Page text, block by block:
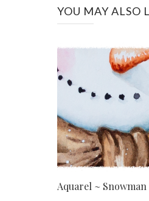
YOU MAY ALSO
Aquarel ~ Snowman